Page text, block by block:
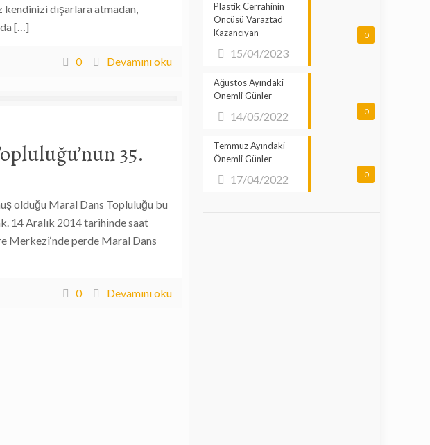
kendinizi dışarlara atmadan,
[…]
0 Devamını oku
35.
olduğu Maral Dans Topluluğu bu
14 Aralık 2014 tarihinde saat
Merkezi‘nde perde Maral Dans
0 Devamını oku
0
Plastik Cerrahinin
Öncüsü Varaztad
Kazancıyan
15/04/2023
0
Ağustos Ayındaki
Önemli Günler
14/05/2022
0
Temmuz Ayındaki
Önemli Günler
17/04/2022